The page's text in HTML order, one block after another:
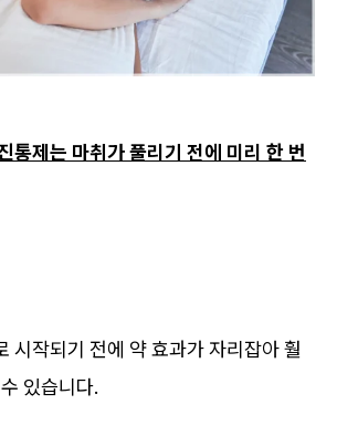
통제는 마취가 풀리기 전에 미리 한 번
시작되기 전에 약 효과가 자리잡아 훨
있습니다.